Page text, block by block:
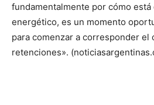
fundamentalmente por cómo
energético, es un momento
para comenzar a corresponder el
retenciones».